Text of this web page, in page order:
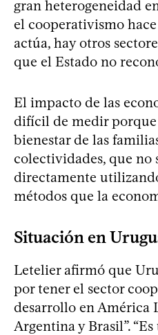
gran heterogeneidad
el cooperativismo
actúa, hay otros
que el Estado no
El impacto de las
difícil de medir
bienestar de las
colectividades, que no
directamente
métodos que la
Situación en
Letelier afirmó que
por tener el sector
desarrollo en América
Argentina y Brasil”.